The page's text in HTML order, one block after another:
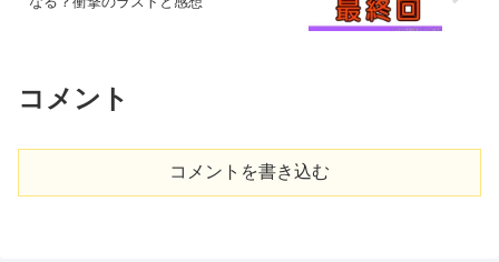
コメント
コメントを書き込む